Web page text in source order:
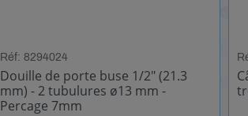
Réf: 8294024
Douille de porte buse 1/2" (21.3
mm) - 2 tubulures ø13 mm -
Percage 7mm